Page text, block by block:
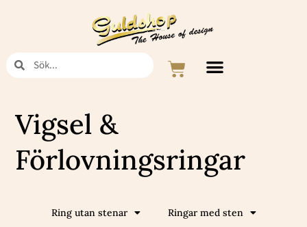
Sök Sök Varukorg
Vigsel &
Förlovningsringar
Ring utan stenar Ringar med sten